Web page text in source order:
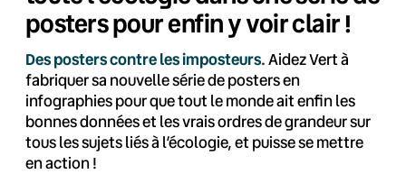
posters pour enfin y voir clair !
Des posters contre les imposteurs.Aidez Vert à
fabriquer sa nouvelle série de posters en
infographies pour que tout le monde ait enfin les
bonnes données et les vrais ordres de grandeur sur
tous les sujets liés à l’écologie, et puisse se mettre
en action !